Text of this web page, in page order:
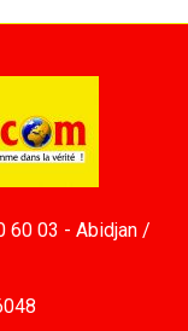
60 03 - Abidjan /